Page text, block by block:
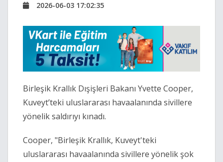
2026-06-03 17:02:35
Birleşik Krallık Dışişleri Bakanı Yvette Cooper,
Kuveyt’teki uluslararası havaalanında sivillere
yönelik saldırıyı kınadı.
Cooper, "Birleşik Krallık, Kuveyt'teki
uluslararası havaalanında sivillere yönelik şok